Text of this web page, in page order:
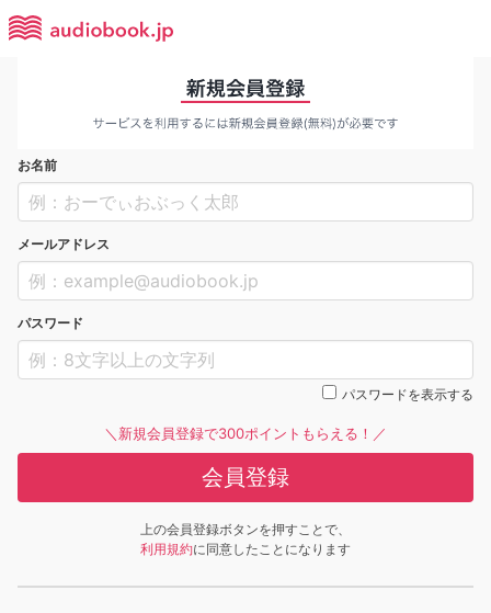
お名前
メールアドレス
パスワード
パスワードを表示する
＼新規会員登録で300ポイントもらえる！／
会員登録
上の会員登録ボタンを押すことで、
利用規約に同意したことになります